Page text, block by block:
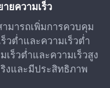
ยความเร็ว
ามารถเพิ่มการควบคุม
วต่ำและความเร็วต่ำ
เร็วต่ำและความเร็วสูง
งและมีประสิทธิภาพ